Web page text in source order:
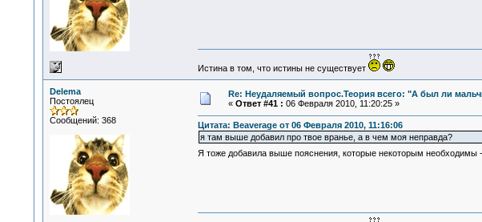
Истина в том, что истины не существует
Delema
Постоялец
Сообщений: 368
Re: Неудаляемый вопрос.Теория всего: "А был ли
« Ответ #41 : 06 Февраля 2010, 11:20:25 »
Цитата: Beaverage от 06 Февраля 2010, 11:16:06
я там выше добавил про твое вранье, а в чем моя неправда?
Я тоже добавила выше пояснения, которые некоторым необходимы